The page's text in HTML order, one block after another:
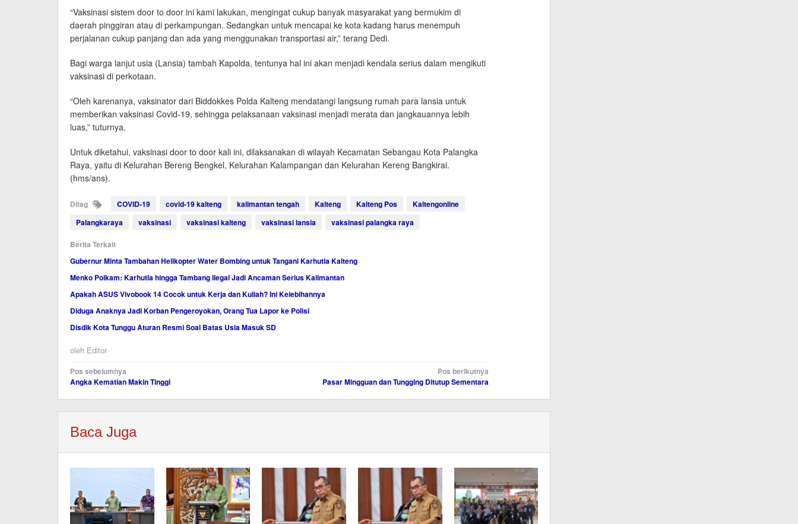
“Vaksinasi sistem door to door ini kami lakukan, mengingat cukup banyak masyarakat yang bermukim di
daerah pinggiran atau di perkampungan. Sedangkan untuk mencapai ke kota kadang harus menempuh
perjalanan cukup panjang dan ada yang menggunakan transportasi air,” terang Dedi.
Bagi warga lanjut usia (Lansia) tambah Kapolda, tentunya hal ini akan menjadi kendala serius dalam mengikuti
vaksinasi di perkotaan.
“Oleh karenanya, vaksinator dari Biddokkes Polda Kalteng mendatangi langsung rumah para lansia untuk
memberikan vaksinasi Covid-19, sehingga pelaksanaan vaksinasi menjadi merata dan jangkauannya lebih
luas,” tuturnya.
Untuk diketahui, vaksinasi door to door kali ini, dilaksanakan di wilayah Kecamatan Sebangau Kota Palangka
Raya, yaitu di Kelurahan Bereng Bengkel, Kelurahan Kalampangan dan Kelurahan Kereng Bangkirai.
(hms/ans).
Ditag COVID-19 covid-19 kalteng kalimantan tengah Kalteng Kalteng Pos
Kaltengonline
Palangkaraya
vaksinasi vaksinasi kalteng vaksinasi lansia vaksinasi palangka raya
Berita Terkait
Gubernur Minta Tambahan Helikopter Water Bombing untuk Tangani Karhutla Kalteng
Menko Polkam: Karhutla hingga Tambang Ilegal Jadi Ancaman Serius Kalimantan
Apakah ASUS Vivobook 14 Cocok untuk Kerja dan Kuliah? Ini Kelebihannya
Diduga Anaknya Jadi Korban Pengeroyokan, Orang Tua Lapor ke Polisi
Disdik Kota Tunggu Aturan Resmi Soal Batas Usia Masuk SD
oleh Editor
Navigasi
pos
Pos sebelumnya
Angka Kematian Makin Tinggi
Pos berikutnya
Pasar Mingguan dan Tungging Ditutup Sementara
Baca Juga